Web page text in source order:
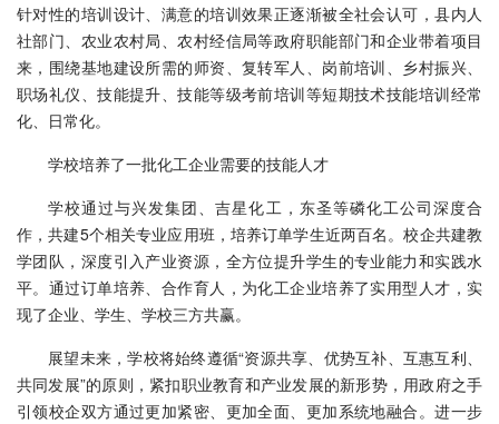
针对性的培训设计、满意的培训效果正逐渐被全社会认可，县内人
社部门、农业农村局、农村经信局等政府职能部门和企业带着项目
来，围绕基地建设所需的师资、复转军人、岗前培训、乡村振兴、
职场礼仪、技能提升、技能等级考前培训等短期技术技能培训经常
化、日常化。
学校培养了一批化工企业需要的技能人才
学校通过与兴发集团、吉星化工，东圣等磷化工公司深度合
作，共建5个相关专业应用班，培养订单学生近两百名。校企共建教
学团队，深度引入产业资源，全方位提升学生的专业能力和实践水
平。通过订单培养、合作育人，为化工企业培养了实用型人才，实
现了企业、学生、学校三方共赢。
展望未来，学校将始终遵循“资源共享、优势互补、互惠互利、
共同发展”的原则，紧扣职业教育和产业发展的新形势，用政府之手
引领校企双方通过更加紧密、更加全面、更加系统地融合。进一步